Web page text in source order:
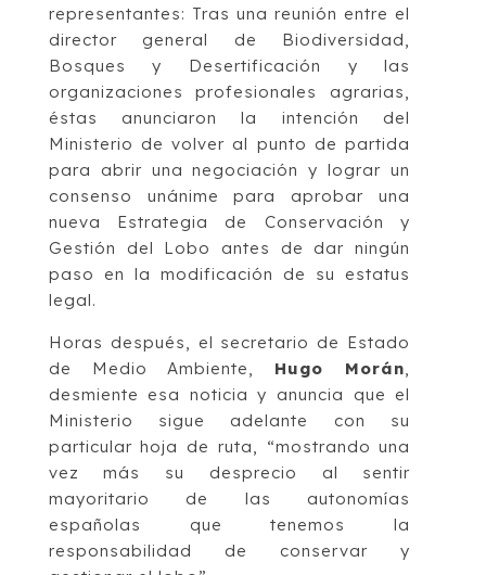
representantes: Tras una reunión entre el
director general de Biodiversidad,
Bosques y Desertificación y las
organizaciones profesionales agrarias,
éstas anunciaron la intención del
Ministerio de volver al punto de partida
para abrir una negociación y lograr un
consenso unánime para aprobar una
nueva Estrategia de Conservación y
Gestión del Lobo antes de dar ningún
paso en la modificación de su estatus
legal.
Horas después, el secretario de Estado
de Medio Ambiente, Hugo Morán,
desmiente esa noticia y anuncia que el
Ministerio sigue adelante con su
particular hoja de ruta, “mostrando una
vez más su desprecio al sentir
mayoritario de las autonomías
españolas que tenemos la
responsabilidad de conservar y